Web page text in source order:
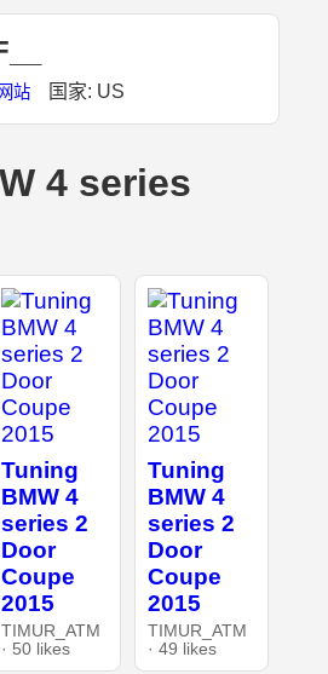
网站 国家: US
4 series
Tuning
BMW 4
series 2
Door
Coupe
2015
TIMUR_ATM
· 50 likes
Tuning
BMW 4
series 2
Door
Coupe
2015
TIMUR_ATM
· 49 likes